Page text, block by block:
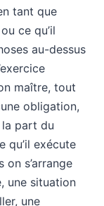
tant que
ce qu’il
au-dessus
maître, tout
obligation,
la part du
qu’il exécute
s’arrange
une situation
une